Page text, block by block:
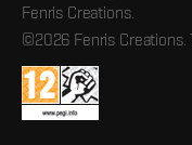
Fenris Creations.
©2026 Fenris Creations.